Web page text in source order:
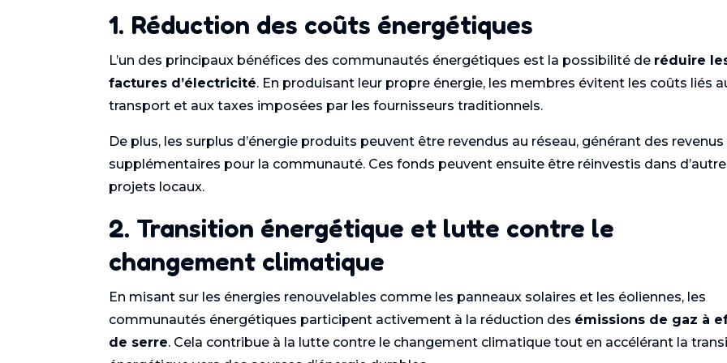
1. Réduction des coûts énergétiques
L’un des principaux bénéfices des communautés énergétiques est la possibilité de réduire
factures d’électricité. En produisant leur propre énergie, les membres évitent les coûts liés
transport et aux taxes imposées par les fournisseurs traditionnels.
De plus, les surplus d’énergie produits peuvent être revendus au réseau, générant des revenus
supplémentaires pour la communauté. Ces fonds peuvent ensuite être réinvestis dans
projets locaux.
2. Transition énergétique et lutte contre le
changement climatique
En misant sur les énergies renouvelables comme les panneaux solaires et les éoliennes, les
communautés énergétiques participent activement à la réduction des émissions de gaz à
de serre. Cela contribue à la lutte contre le changement climatique tout en accélérant la